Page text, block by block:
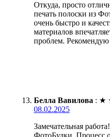
Откуда, просто
печать полоски из
очень быстро и
материалов
проблем. Рекомендую
Белла Вавилова : ★
08.02.2025
Замечательная